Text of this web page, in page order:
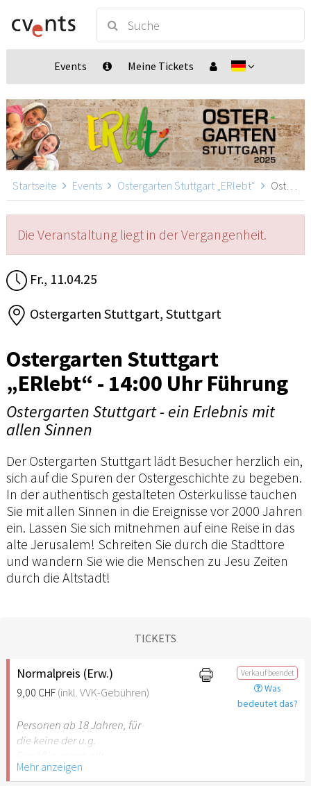
Events Meine Tickets
Startseite Events Ostergarten Stuttgart „ERlebt“ Ostergarten Stuttgart „ERlebt“ - 14:00 Uhr Führung, Stuttgart
Die Veranstaltung liegt in der Vergangenheit.
Fr., 11.04.25
Ostergarten Stuttgart, Stuttgart
Ostergarten Stuttgart
„ERlebt“ - 14:00 Uhr Führung
Ostergarten Stuttgart - ein Erlebnis mit
allen Sinnen
Der Ostergarten Stuttgart lädt Besucher herzlich ein,
sich auf die Spuren der Ostergeschichte zu begeben.
In der authentisch gestalteten Osterkulisse tauchen
Sie mit allen Sinnen in die Ereignisse vor 2000 Jahren
ein. Lassen Sie sich mitnehmen auf eine Reise in das
alte Jerusalem! Schreiten Sie durch die Stadttore
und wandern Sie wie die Menschen zu Jesu Zeiten
durch die Altstadt!
TICKETS
Normalpreis (Erw.)
9,00 CHF (inkl. VVK-Gebühren)
Verkauf beendet
Was
bedeutet das?
Personen ab 18 Jahren, für
die keine der u.g.
Mehr anzeigen